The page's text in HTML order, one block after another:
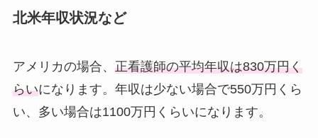
北米年収状況など
アメリカの場合、 正看護師の平均年収は830万円く
らいになります。年収は少ない場合で550万円くら
い、多い場合は1100万円くらいになります。